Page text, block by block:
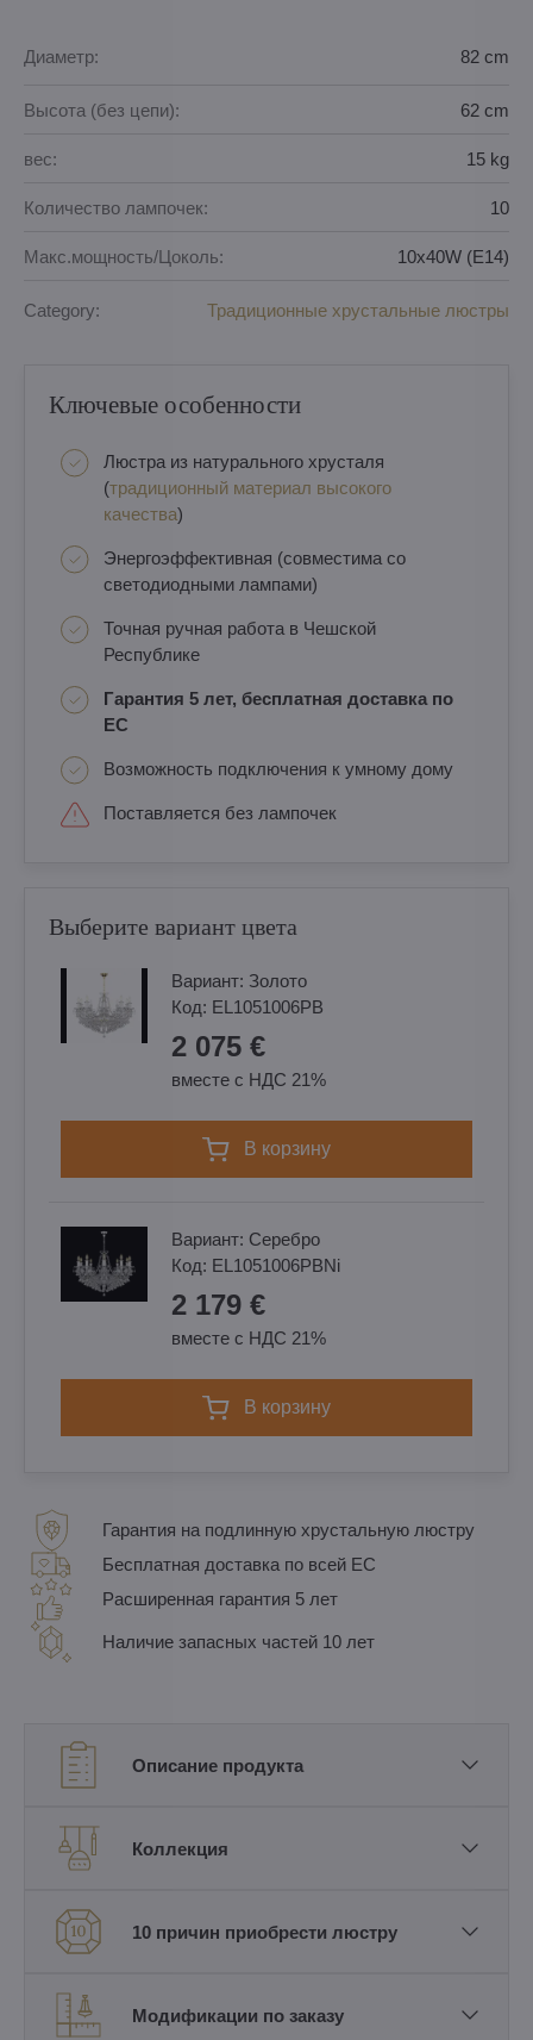
Диаметр: 82 cm
Высота (без цепи): 62 cm
вес: 15 kg
Количество лампочек: 10
Макс.мощность/Цоколь: 10x40W (E14)
Category: Традиционные хрустальные люстры
Ключевые особенности
Люстра из натурального хрусталя
(традиционный материал высокого
качества)
Энергоэффективная (совместима со
светодиодными лампами)
Точная ручная работа в Чешской
Республике
Гарантия 5 лет, бесплатная доставка по
ЕС
Возможность подключения к умному дому
Поставляется без лампочек
Выберите вариант цвета
Вариант: Золотo
Код: EL1051006PB
2 075 €
вместе с НДС 21%
в корзину
Вариант: Cеребро
Код: EL1051006PBNi
2 179 €
вместе с НДС 21%
в корзину
Гарантия на подлинную хрустальную люстру
Бесплатная доставка по всей ЕС
Расширенная гарантия 5 лет
Наличие запасных частей 10 лет
Описание продукта
Коллекция
10 причин приобрести люстру
Модификации по заказу